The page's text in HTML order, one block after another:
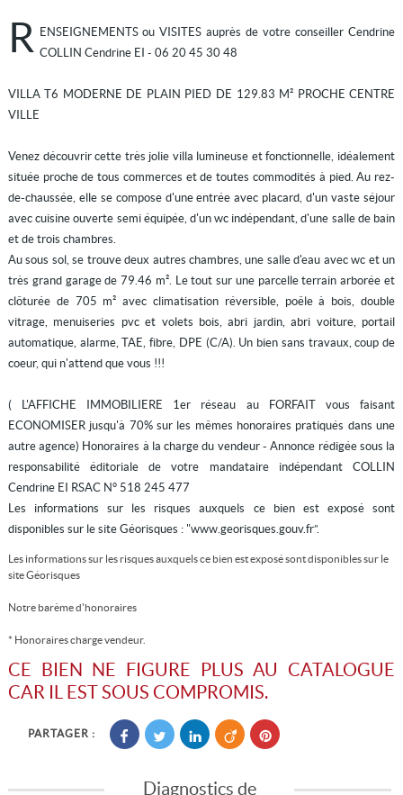
R
ENSEIGNEMENTS ou VISITES auprès de votre conseiller Cendrine
COLLIN Cendrine EI - 06 20 45 30 48
VILLA T6 MODERNE DE PLAIN PIED DE 129.83 M² PROCHE CENTRE
VILLE
Venez découvrir cette très jolie villa lumineuse et fonctionnelle, idéalement
située proche de tous commerces et de toutes commodités à pied. Au rez-
de-chaussée, elle se compose d'une entrée avec placard, d'un vaste séjour
avec cuisine ouverte semi équipée, d'un wc indépendant, d'une salle de bain
et de trois chambres.
Au sous sol, se trouve deux autres chambres, une salle d'eau avec wc et un
très grand garage de 79.46 m². Le tout sur une parcelle terrain arborée et
clôturée de 705 m² avec climatisation réversible, poêle à bois, double
vitrage, menuiseries pvc et volets bois, abri jardin, abri voiture, portail
automatique, alarme, TAE, fibre, DPE (C/A). Un bien sans travaux, coup de
coeur, qui n'attend que vous !!!
( L'AFFICHE IMMOBILIERE 1er réseau au FORFAIT vous faisant
ECONOMISER jusqu'à 70% sur les mêmes honoraires pratiqués dans une
autre agence) Honoraires à la charge du vendeur - Annonce rédigée sous la
responsabilité éditoriale de votre mandataire indépendant COLLIN
Cendrine EI RSAC N° 518 245 477
Les informations sur les risques auxquels ce bien est exposé sont
disponibles sur le site Géorisques : "www.georisques.gouv.fr”.
Les informations sur les risques auxquels ce bien est exposé sont disponibles sur le
siteGéorisques
Notre barème d'honoraires
* Honoraires charge vendeur.
CE BIEN NE FIGURE PLUS AU CATALOGUE
CAR IL EST SOUS COMPROMIS.
PARTAGER :
Diagnostics de